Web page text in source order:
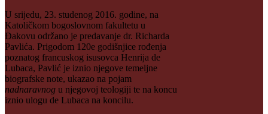
U srijedu, 23. studenog 2016. godine, na
Katoličkom bogoslovnom fakultetu u
Đakovu održano je predavanje dr. Richarda
Pavlića. Prigodom 120e godišnjice rođenja
poznatog francuskog isusovca Henrija de
Lubaca, Pavlić je iznio njegove temeljne
biografske note, ukazao na pojam
nadnaravnog u njegovoj teologiji te na koncu
iznio ulogu de Lubaca na koncilu.